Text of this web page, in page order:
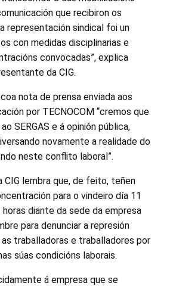
que recibiron os
representación sindical foi un
con medidas disciplinarias e
convocadas”, explica
da CIG.
nota de prensa enviada aos
por TECNOCOM “cremos que
SERGAS e á opinión pública,
novamente a realidade do
neste conflito laboral”.
CIG lembra que, de feito, teñen
para o vindeiro día 11
diante da sede da empresa
para denunciar a represión
traballadoras e traballadores por
súas condicións laborais.
á empresa que se